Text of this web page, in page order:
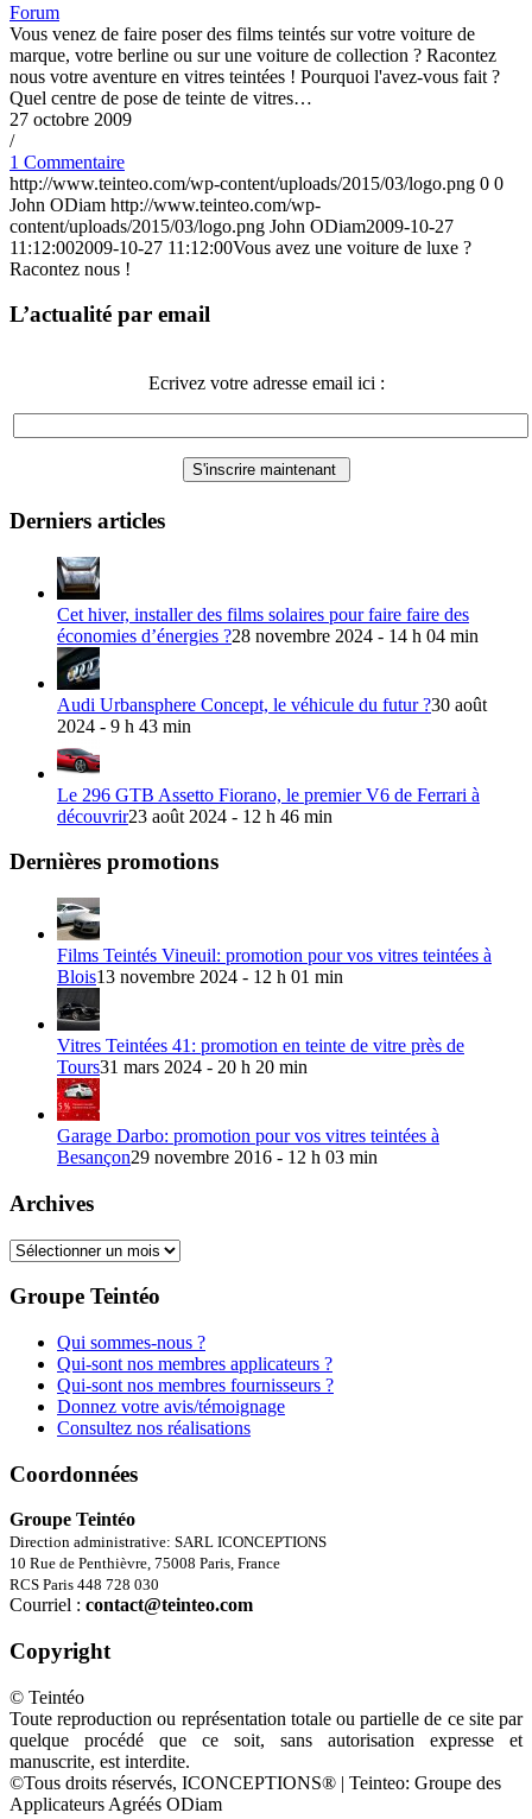
Forum
Vous venez de faire poser des films teintés sur votre voiture de
marque, votre berline ou sur une voiture de collection ? Racontez
nous votre aventure en vitres teintées ! Pourquoi l'avez-vous fait ?
Quel centre de pose de teinte de vitres…
27 octobre 2009
/
1 Commentaire
http://www.teinteo.com/wp-content/uploads/2015/03/logo.png 0 0
John ODiam http://www.teinteo.com/wp-
content/uploads/2015/03/logo.png John ODiam2009-10-27
11:12:002009-10-27 11:12:00Vous avez une voiture de luxe ?
Racontez nous !
L’actualité par email
Ecrivez votre adresse email ici :
Derniers articles
Cet hiver, installer des films solaires pour faire faire des
économies d’énergies ?28 novembre 2024 - 14 h 04 min
Audi Urbansphere Concept, le véhicule du futur ?30 août
2024 - 9 h 43 min
Le 296 GTB Assetto Fiorano, le premier V6 de Ferrari à
découvrir23 août 2024 - 12 h 46 min
Dernières promotions
Films Teintés Vineuil: promotion pour vos vitres teintées à
Blois13 novembre 2024 - 12 h 01 min
Vitres Teintées 41: promotion en teinte de vitre près de
Tours31 mars 2024 - 20 h 20 min
Garage Darbo: promotion pour vos vitres teintées à
Besançon29 novembre 2016 - 12 h 03 min
Archives
Archives
Groupe Teintéo
Qui sommes-nous ?
Qui-sont nos membres applicateurs ?
Qui-sont nos membres fournisseurs ?
Donnez votre avis/témoignage
Consultez nos réalisations
Coordonnées
Groupe Teintéo
Direction administrative: SARL ICONCEPTIONS
10 Rue de Penthièvre, 75008 Paris, France
RCS Paris 448 728 030
Courriel : contact@teinteo.com
Copyright
© Teintéo
Toute reproduction ou représentation totale ou partielle de ce site par
quelque procédé que ce soit, sans autorisation expresse et
manuscrite, est interdite.
©Tous droits réservés, ICONCEPTIONS® | Teinteo: Groupe des
Applicateurs Agréés ODiam